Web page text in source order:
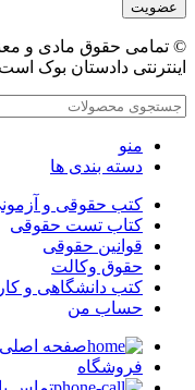
© تمامی حقوق مادی و
اینترنتی دادستان بوک است
منو
دسته بندی ها
کتب حقوقی و
کتاب تست حقوقی
قوانین حقوقی
حقوق وکالت
کتب دانشگاهی و
حساب من
صفحه اصلی
فروشگاه